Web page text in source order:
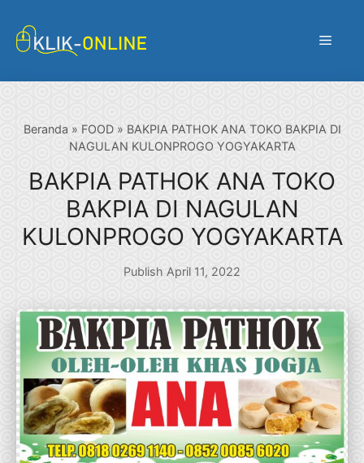
Menu
Beranda » FOOD» BAKPIA PATHOK ANA TOKO BAKPIA DI
NAGULAN KULONPROGO YOGYAKARTA
BAKPIA PATHOK ANA TOKO
BAKPIA DI NAGULAN
KULONPROGO YOGYAKARTA
Publish April 11, 2022